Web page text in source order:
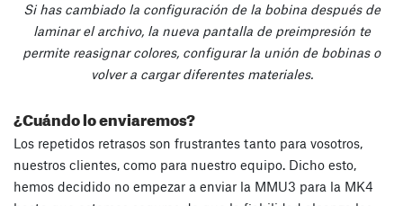
Si has cambiado la configuración de la bobina después de
laminar el archivo, la nueva pantalla de preimpresión te
permite reasignar colores, configurar la unión de bobinas o
volver a cargar diferentes materiales.
¿Cuándo lo enviaremos?
Los repetidos retrasos son frustrantes tanto para vosotros,
nuestros clientes, como para nuestro equipo. Dicho esto,
hemos decidido no empezar a enviar la MMU3 para la MK4